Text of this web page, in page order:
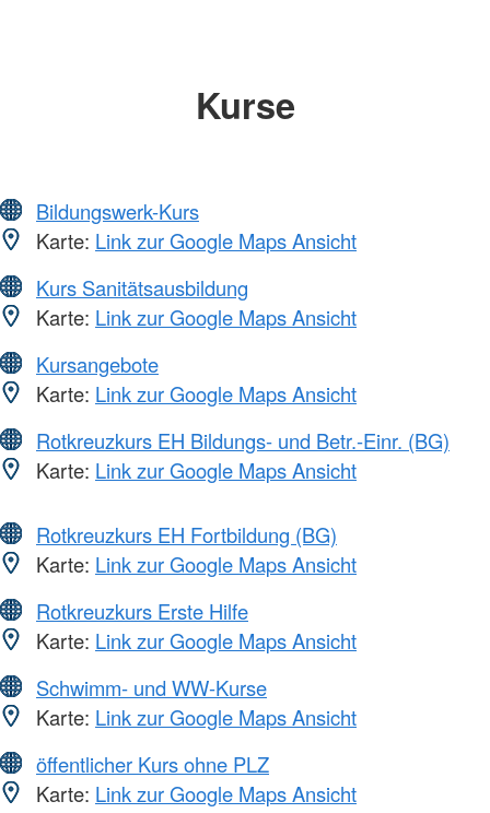
Kurse
Bildungswerk-Kurs
Karte: Link zur Google Maps Ansicht
Kurs Sanitätsausbildung
Karte: Link zur Google Maps Ansicht
Kursangebote
Karte: Link zur Google Maps Ansicht
Rotkreuzkurs EH Bildungs- und Betr.-Einr. (BG)
Karte: Link zur Google Maps Ansicht
Rotkreuzkurs EH Fortbildung (BG)
Karte: Link zur Google Maps Ansicht
Rotkreuzkurs Erste Hilfe
Karte: Link zur Google Maps Ansicht
Schwimm- und WW-Kurse
Karte: Link zur Google Maps Ansicht
öffentlicher Kurs ohne PLZ
Karte: Link zur Google Maps Ansicht